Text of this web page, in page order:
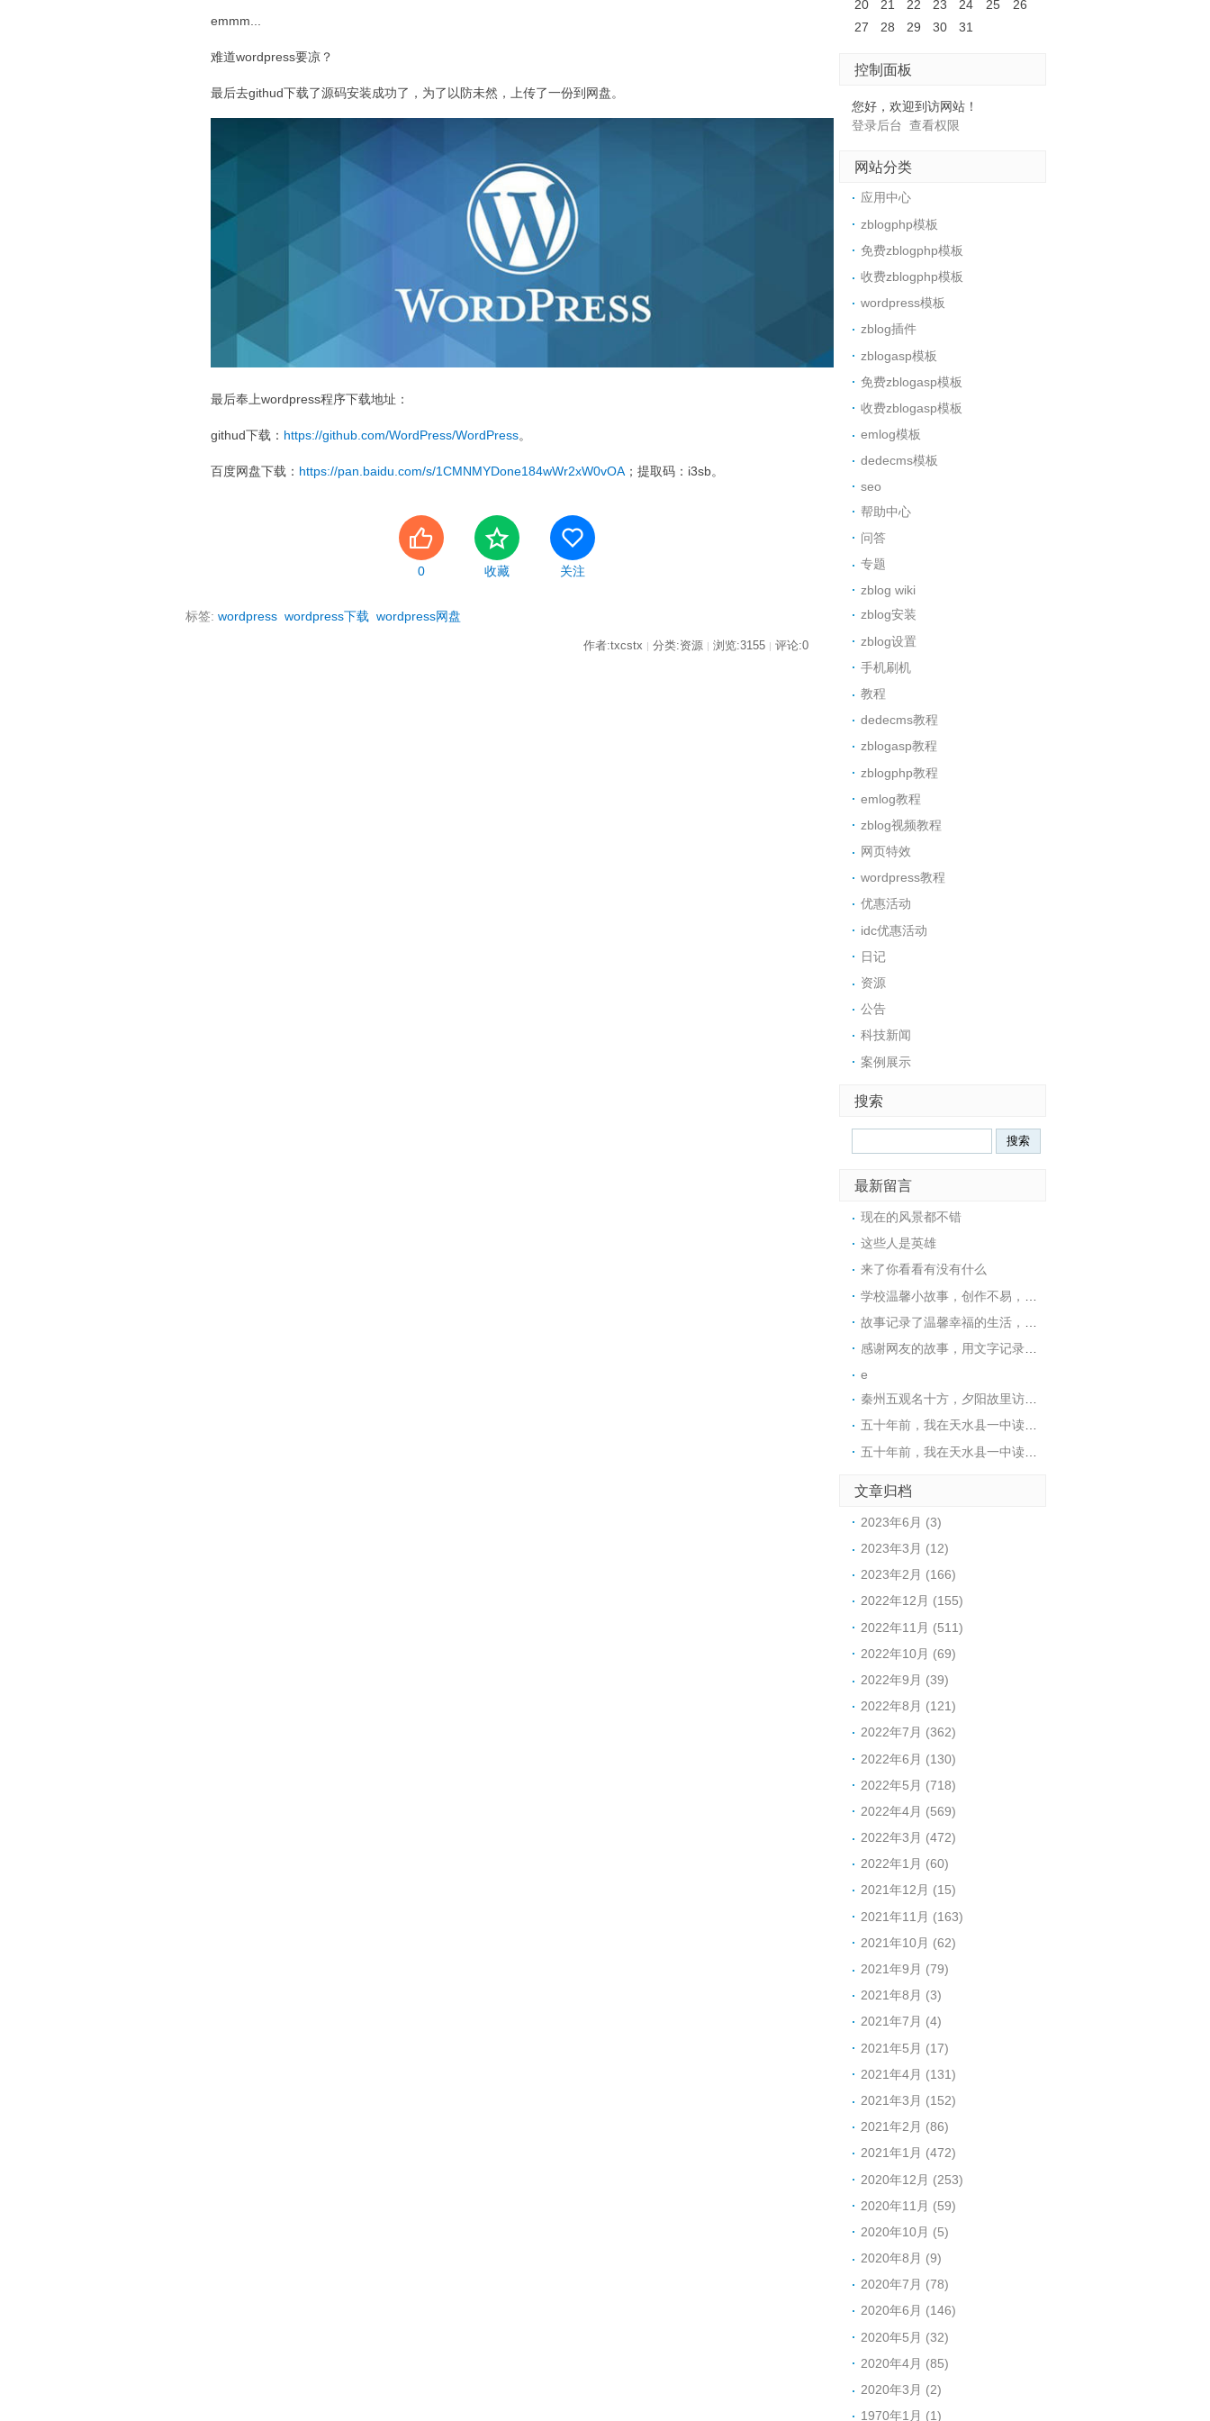
emmm...
难道wordpress要凉？
最后去githud下载了源码安装成功了，为了以防未然，上传了一份到网盘。
最后奉上wordpress程序下载地址：
githud下载： https://github.com/WordPress/WordPress。
百度网盘下载： https://pan.baidu.com/s/1CMNMYDone184wWr2xW0vOA ；提取码：i3sb。
0 收藏 关注
标签:wordpress wordpress下载 wordpress网盘
作者:txcstx | 分类:资源 | 浏览:3155 | 评论:0
20 21 22 23 24 25
26
27
28 29 30 31
控制面板
您好，欢迎到访网站！
登录后台 查看权限
网站分类
应用中心
zblogphp模板
免费zblogphp模板
收费zblogphp模板
wordpress模板
zblog插件
zblogasp模板
免费zblogasp模板
收费zblogasp模板
emlog模板
dedecms模板
seo
帮助中心
问答
专题
zblog wiki
zblog安装
zblog设置
手机刷机
教程
dedecms教程
zblogasp教程
zblogphp教程
emlog教程
zblog视频教程
网页特效
wordpress教程
优惠活动
idc优惠活动
日记
资源
公告
科技新闻
案例展示
搜索
最新留言
现在的风景都不错
这些人是英雄
来了你看看有没有什么
e
秦州五观名十方，夕阳故里访玉阳。
五十年前，我在天水县一中读初中，王煜老师代过课，后来他当了副校长。昨晚突发奇想，在网上查询，一个是天水小学语文老师张健（小学名称名字忘了，只记得学校在北道阜），一个是天水县一中的马玉花，是我初中的班主任，好像刚结婚，一个就是王煜。张健老师身体不太好，不知道还在不在，马玉花老师现在应该有70岁了。
文章归档
2023年6月 (3)
2023年3月 (12)
2023年2月 (166)
2022年12月 (155)
2022年11月 (511)
2022年10月 (69)
2022年9月 (39)
2022年8月 (121)
2022年7月 (362)
2022年6月 (130)
2022年5月 (718)
2022年4月 (569)
2022年3月 (472)
2022年1月 (60)
2021年12月 (15)
2021年11月 (163)
2021年10月 (62)
2021年9月 (79)
2021年8月 (3)
2021年7月 (4)
2021年5月 (17)
2021年4月 (131)
2021年3月 (152)
2021年2月 (86)
2021年1月 (472)
2020年12月 (253)
2020年11月 (59)
2020年10月 (5)
2020年8月 (9)
2020年7月 (78)
2020年6月 (146)
2020年5月 (32)
2020年4月 (85)
2020年3月 (2)
1970年1月 (1)